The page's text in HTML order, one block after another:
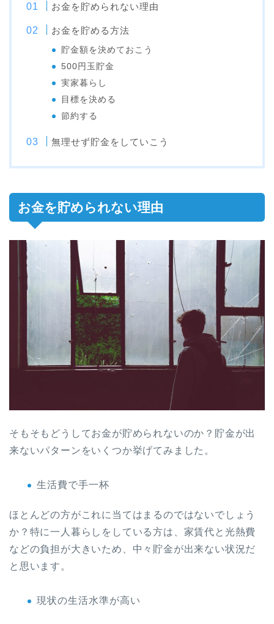
お金を貯められない理由
お金を貯める方法
貯金額を決めておこう
500円玉貯金
実家暮らし
目標を決める
節約する
無理せず貯金をしていこう
お金を貯められない理由
そもそもどうしてお金が貯められないのか？貯金が出
来ないパターンをいくつか挙げてみました。
生活費で手一杯
ほとんどの方がこれに当てはまるのではないでしょう
か？特に一人暮らしをしている方は、家賃代と光熱費
などの負担が大きいため、中々貯金が出来ない状況だ
と思います。
現状の生活水準が高い